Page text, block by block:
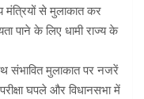
मंत्रियों से मुलाकात कर
पाने के लिए धामी राज्य के
संभावित मुलाकात पर नजरें
घपले और विधानसभा में